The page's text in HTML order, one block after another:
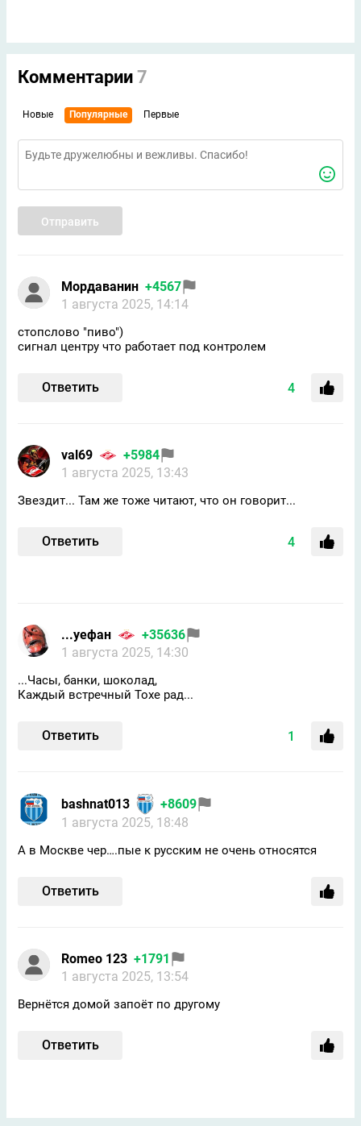
Комментарии 7
Новые Популярные Первые
Отправить
Мордаванин +4567
1 августа 2025, 14:14
стопслово "пиво")
сигнал центру что работает под контролем
Ответить 4
val69
+5984
1 августа 2025, 13:43
Звездит... Там же тоже читают, что он говорит...
Ответить 4
...уефан
+35636
1 августа 2025, 14:30
...Часы, банки, шоколад,
Каждый встречный Тохе рад...
Ответить 1
bashnat013
+8609
1 августа 2025, 18:48
А в Москве чер….пые к русским не очень относятся
Ответить
Romeo 123 +1791
1 августа 2025, 13:54
Вернётся домой запоёт по другому
Ответить